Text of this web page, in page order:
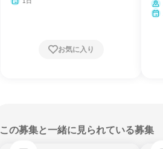
お気に入り
この募集と一緒に見られている募集